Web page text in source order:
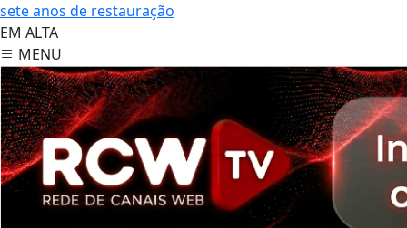
sete anos de restauração
EM ALTA
MENU